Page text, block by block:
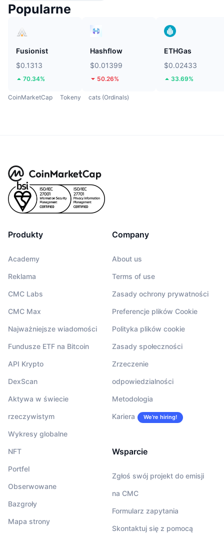
Popularne
Fusionist
$0.1313
70.34%
Hashflow
$0.01399
50.26%
ETHGas
$0.02433
33.69%
CoinMarketCap Tokeny cats (Ordinals)
Produkty
Academy
Reklama
CMC Labs
CMC Max
Najważniejsze wiadomości
Fundusze ETF na Bitcoin
API Krypto
DexScan
Aktywa w świecie
rzeczywistym
Wykresy globalne
NFT
Portfel
Obserwowane
Bazgroły
Mapa strony
Company
About us
Terms of use
Zasady ochrony prywatności
Preferencje plików Cookie
Polityka plików cookie
Zasady społeczności
Zrzeczenie
odpowiedzialności
Metodologia
Kariera We’re hiring!
Wsparcie
Zgłoś swój projekt do emisji
na CMC
Formularz zapytania
Skontaktuj się z pomocą